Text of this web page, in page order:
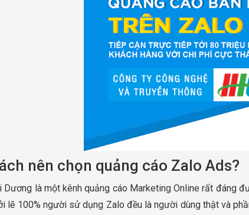
nên chọn quảng cáo Zalo Ads?
Dương là một kênh quảng cáo Marketing Online rất đáng
lẽ 100% người sử dụng Zalo đều là người dùng thật và